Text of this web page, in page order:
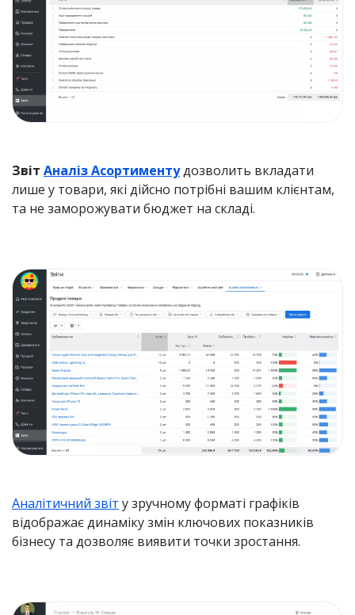
Звіт Аналіз Асортиментудозволить вкладати
лише у товари, які дійсно потрібні вашим клієнтам,
та не заморожувати бюджет на складі.
Аналітичний звіт у зручному форматі графіків
відображає динаміку змін ключових показників
бізнесу та дозволяє виявити точки зростання.